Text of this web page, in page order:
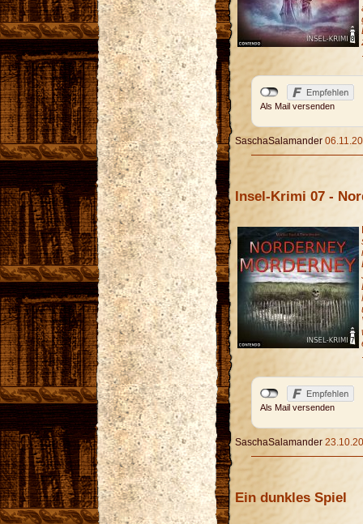
Als Mail versenden
SaschaSalamander
Insel-Krimi 07 -
Als Mail versenden
SaschaSalamander
Ein dunkles Spiel